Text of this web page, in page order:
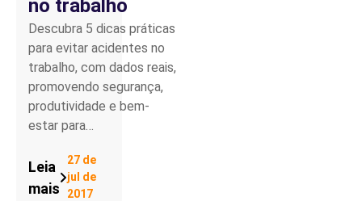
no trabalho
Descubra 5 dicas práticas
para evitar acidentes no
trabalho, com dados reais,
promovendo segurança,
produtividade e bem-
estar para…
Leia
mais
27 de
jul de
2017